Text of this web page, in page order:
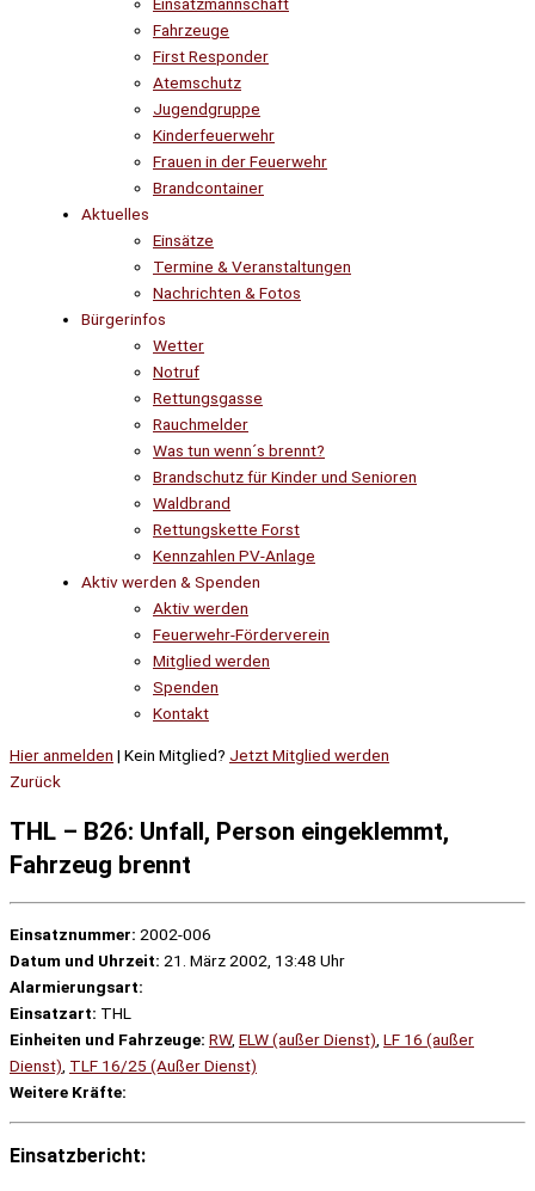
Fahrzeuge
First Responder
Atemschutz
Jugendgruppe
Kinderfeuerwehr
Frauen in der Feuerwehr
Brandcontainer
Aktuelles
Einsätze
Termine & Veranstaltungen
Nachrichten & Fotos
Bürgerinfos
Wetter
Notruf
Rettungsgasse
Rauchmelder
Was tun wenn´s brennt?
Brandschutz für Kinder und Senioren
Waldbrand
Rettungskette Forst
Kennzahlen PV-Anlage
Aktiv werden & Spenden
Aktiv werden
Feuerwehr-Förderverein
Mitglied werden
Spenden
Kontakt
Hier anmelden | Kein Mitglied? Jetzt Mitglied werden
Zurück
THL – B26: Unfall, Person eingeklemmt,
Fahrzeug brennt
Einsatznummer: 2002-006
Datum und Uhrzeit: 21. März 2002, 13:48 Uhr
Alarmierungsart:
Einsatzart: THL
Einheiten und Fahrzeuge: RW, ELW (außer Dienst) LF 16 (außer
Dienst) TLF 16/25 (Außer Dienst)
Weitere Kräfte:
Einsatzbericht: